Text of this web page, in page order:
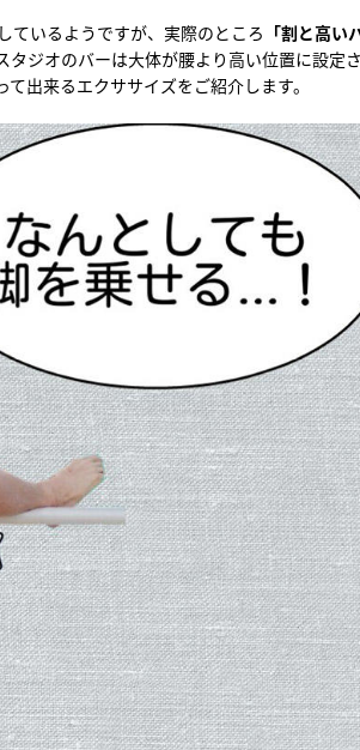
ているようですが、実際のところ 「割と高い
タジオのバーは大体が腰より高い位置に設定
て出来るエクササイズをご紹介します。